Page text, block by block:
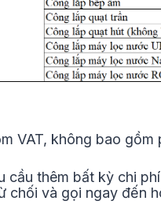
VAT, không bao gồm
cầu thêm bất kỳ chi
chối và gọi ngay đến